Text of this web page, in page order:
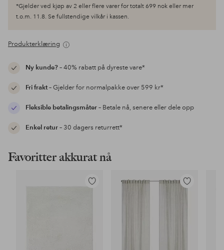
*Gjelder ved kjøp av 2 eller flere varer for totalt 699 nok eller mer
t.o.m. 11.8. Se fullstendige vilkår i kassen.
Produkterklæring
Ny kunde?– 40% rabatt på dyreste vare*
Fri frakt– Gjelder for normalpakke over 599 kr*
Fleksible betalingsmåter– Betale nå, senere eller dele opp
Enkel retur– 30 dagers returrett*
Favoritter akkurat nå
Legg
Legg